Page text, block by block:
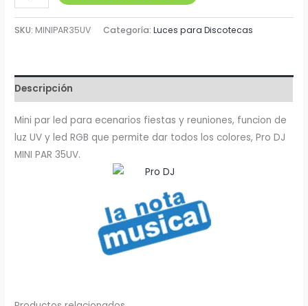
mini
para
Dj
Lighting
SKU: MINIPAR35UV Categoría:Luces para Discotecas
Descripción
Mini par led para ecenarios fiestas y reuniones, funcion de
luz UV y led RGB que permite dar todos los colores, Pro DJ
MINI PAR 35UV.